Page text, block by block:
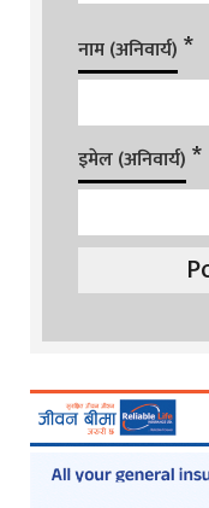
नाम (अनिवार्य) *
इमेल (अनिवार्य) *